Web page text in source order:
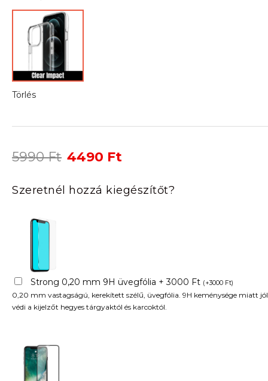
Törlés
5990Ft Original
was:
5990 Ft.
4490 Ft
is:
4490 Ft.
Szeretnél hozzá kiegészítőt?
Strong 0,20 mm 9H üvegfólia + 3000 Ft (+3000 Ft)
0,20 mm vastagságú, kerekített szélű, üvegfólia. 9H keménysége miatt jól
védi a kijelzőt hegyes tárgyaktól és karcoktól.